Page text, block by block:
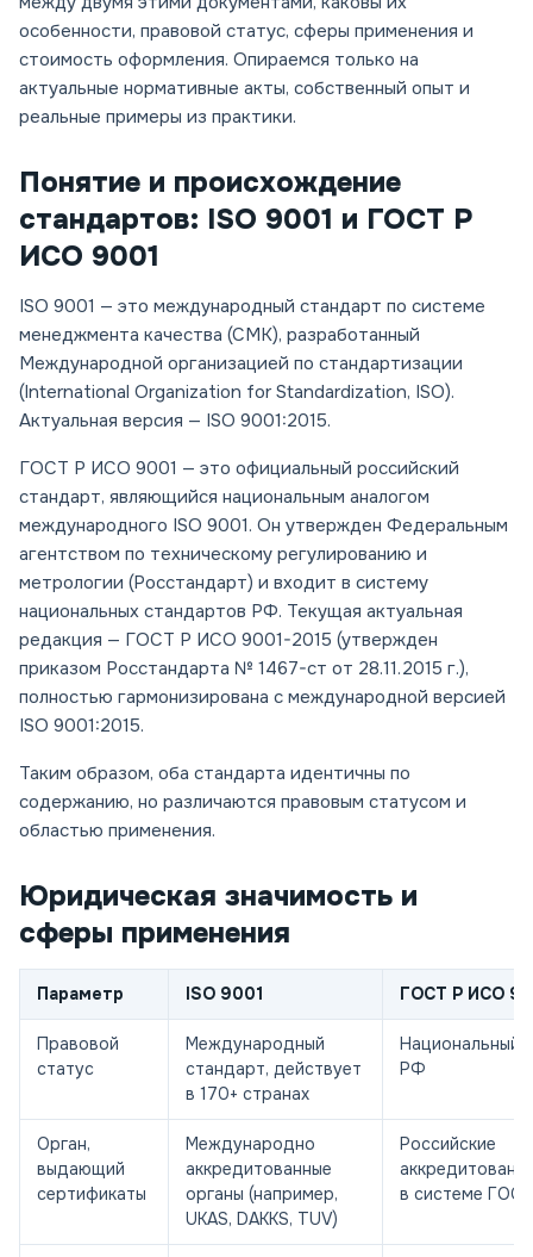
особенности, правовой статус, сферы применения и
стоимость оформления. Опираемся только на
актуальные нормативные акты, собственный опыт и
реальные примеры из практики.
Понятие и происхождение
стандартов: ISO 9001 и ГОСТ Р
ИСО 9001
ISO 9001 — это международный стандарт по системе
менеджмента качества (СМК), разработанный
Международной организацией по стандартизации
(International Organization for Standardization, ISO).
Актуальная версия — ISO 9001:2015.
ГОСТ Р ИСО 9001 — это официальный российский
стандарт, являющийся национальным аналогом
международного ISO 9001. Он утвержден Федеральным
агентством по техническому регулированию и
метрологии (Росстандарт) и входит в систему
национальных стандартов РФ. Текущая актуальная
редакция — ГОСТ Р ИСО 9001-2015 (утвержден
приказом Росстандарта № 1467-ст от 28.11.2015 г.),
полностью гармонизирована с международной версией
ISO 9001:2015.
Таким образом, оба стандарта идентичны по
содержанию, но различаются правовым статусом и
областью применения.
Юридическая значимость и
сферы применения
Параметр ISO 9001 ГОСТ Р ИСО
Правовой
статус
Международный
стандарт, действует
в 170+ странах
Национальный
РФ
Орган,
выдающий
сертификаты
Международно
аккредитованные
органы (например,
UKAS, DAKKS, TUV)
Российские
в системе